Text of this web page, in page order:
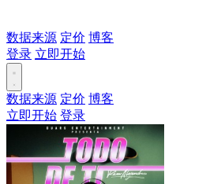
数据来源 定价 博客
登录 立即开始
数据来源 定价 博客
立即开始 登录